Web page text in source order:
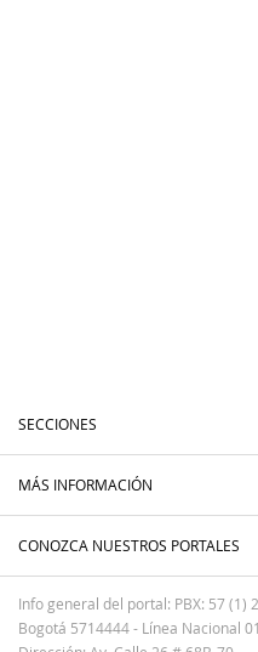
SECCIONES
MÁS INFORMACIÓN
CONOZCA NUESTROS PORTALES
Info general del portal: PBX: 57 (1)
Bogotá 5714444 - Línea Nacional